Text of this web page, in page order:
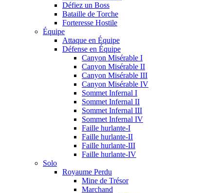
Défiez un Boss
Bataille de Torche
Forteresse Hostile
Équipe
Attaque en Équipe
Défense en Équipe
Canyon Misérable I
Canyon Misérable II
Canyon Misérable III
Canyon Misérable IV
Sommet Infernal I
Sommet Infernal II
Sommet Infernal III
Sommet Infernal IV
Faille hurlante-I
Faille hurlante-II
Faille hurlante-III
Faille hurlante-IV
Solo
Royaume Perdu
Mine de Trésor
Marchand